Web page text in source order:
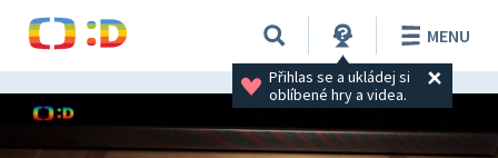
Přihlas se a ukládej si
oblíbené hry a videa.
MENU